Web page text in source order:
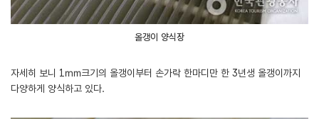
올갱이 양식장
자세히 보니 1㎜크기의 올갱이부터 손가락 한마디만 한 3년생 올갱이까지
다양하게 양식하고 있다.